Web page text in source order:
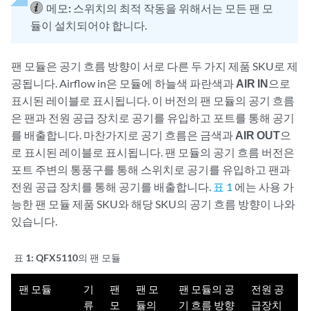
메모: 스위치의 최적 작동을 위해서는 모든 팬 모
듈이 설치되어야 합니다.
팬 모듈은 공기 흐름 방향이 서로 다른 두 가지 제품 SKU로 제
공됩니다. Airflow in은 모듈에 하늘색 파란색과 AIR IN으로
표시된 레이블로 표시됩니다. 이 버전의 팬 모듈의 공기 흐름
은 팬과 전원 공급 장치로 공기를 유입하고 포트를 통해 공기
를 배출합니다. 마찬가지로 공기 흐름은 금색과 AIR OUT으
로 표시된 레이블로 표시됩니다. 팬 모듈의 공기 흐름 버전은
포트 주변의 통풍구를 통해 스위치로 공기를 유입하고 팬과
전원 공급 장치를 통해 공기를 배출합니다. 표 1 에는 사용 가
능한 팬 모듈 제품 SKU와 해당 SKU의 공기 흐름 방향이 나와
있습니다.
표 1: QFX5110의 팬 모듈
팬 모듈
기
류
팬
모
팬 모
듈의
팬 모듈의 공
기 흐름 방향
전원 공
급장치